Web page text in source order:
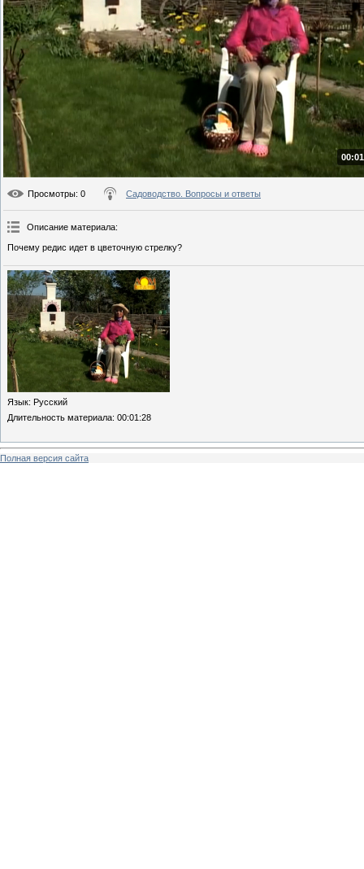
Просмотры: 0 Садоводство. Вопросы и ответы
Описание материала:
Почему редис идет в цветочную стрелку?
Язык: Русский
Длительность материала: 00:01:28
Полная версия сайта